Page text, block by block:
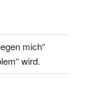
mich“
wird.